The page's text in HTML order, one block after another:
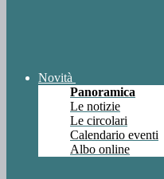
Novità
Panoramica
Le notizie
Le circolari
Calendario eventi
Albo online